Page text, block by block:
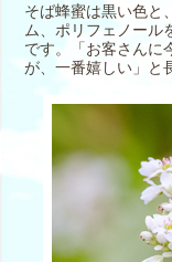
そば蜂蜜は黒い色と
ム、ポリフェノール
です。「お客さんに
が、一番嬉しい」と